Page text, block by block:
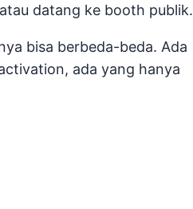
datang ke booth publik.
bisa berbeda-beda. Ada
ada yang hanya